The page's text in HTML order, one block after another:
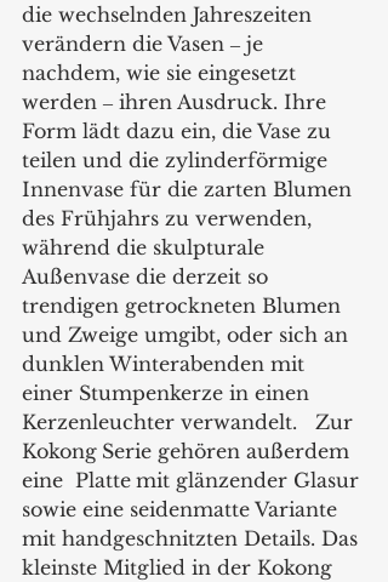
die wechselnden Jahreszeiten
verändern die Vasen ‒ je
nachdem, wie sie eingesetzt
werden ‒ ihren Ausdruck. Ihre
Form lädt dazu ein, die Vase zu
teilen und die zylinderförmige
Innenvase für die zarten Blumen
des Frühjahrs zu verwenden,
während die skulpturale
Außenvase die derzeit so
trendigen getrockneten Blumen
und Zweige umgibt, oder sich an
dunklen Winterabenden mit
einer Stumpenkerze in einen
Kerzenleuchter verwandelt.   Zur
Kokong Serie gehören außerdem
eine  Platte mit glänzender Glasur
sowie eine seidenmatte Variante
mit handgeschnitzten Details. Das
kleinste Mitglied in der Kokong